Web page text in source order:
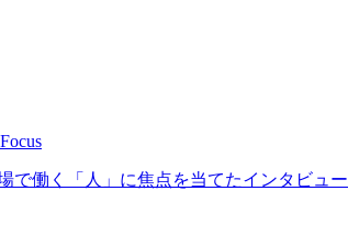
で働く「人」に焦点を当てたインタビュー